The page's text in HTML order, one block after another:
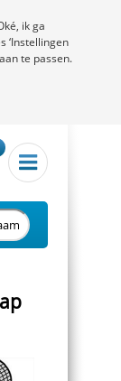
ik ga
‘Instellingen
te passen.